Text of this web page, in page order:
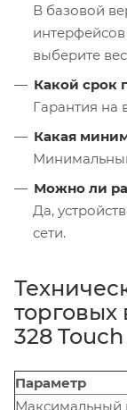
В базовой
выберите
Какой срок
Гарантия на
Какая
Можно ли
Да,
сети.
торговых
328
Параметр
Максимальный